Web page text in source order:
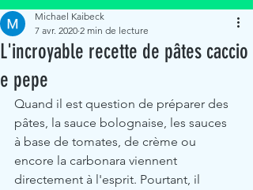
L'incroyable recette de pâtes caccio
e pepe
Michael Kaibeck
7 avr. 2020 2 min de lecture
Quand il est question de préparer des
pâtes, la sauce bolognaise, les sauces
à base de tomates, de crème ou
encore la carbonara viennent
directement à l'esprit. Pourtant, il